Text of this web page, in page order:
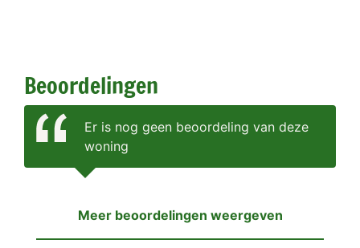
Beoordelingen
Er is nog geen beoordeling van deze
woning
Meer beoordelingen weergeven